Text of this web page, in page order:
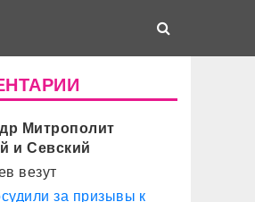
Митрополит
и Севский
везут
за призывы к